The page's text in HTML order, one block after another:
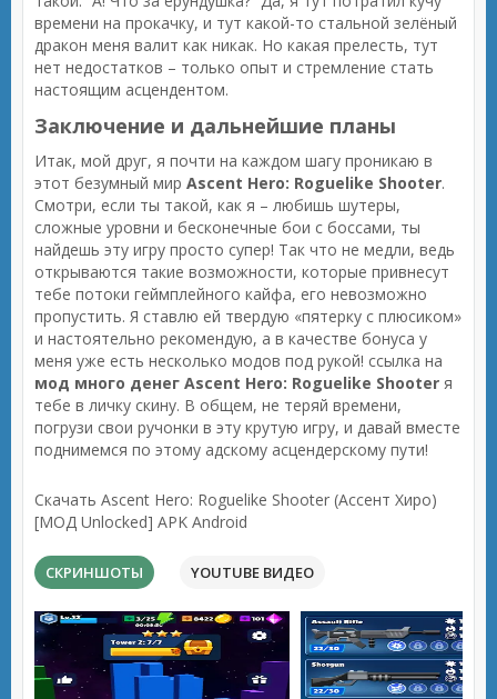
времени на прокачку, и тут какой-то стальной зелёный
дракон меня валит как никак. Но какая прелесть, тут
нет недостатков – только опыт и стремление стать
настоящим асцендентом.
Заключение и дальнейшие планы
Итак, мой друг, я почти на каждом шагу проникаю в
этот безумный мир Ascent Hero: Roguelike Shooter.
Смотри, если ты такой, как я – любишь шутеры,
сложные уровни и бесконечные бои с боссами, ты
найдешь эту игру просто супер! Так что не медли, ведь
открываются такие возможности, которые привнесут
тебе потоки геймплейного кайфа, его невозможно
пропустить. Я ставлю ей твердую «пятерку с плюсиком»
и настоятельно рекомендую, а в качестве бонуса у
меня уже есть несколько модов под рукой! ссылка на
мод много денег Ascent Hero: Roguelike Shooter я
тебе в личку скину. В общем, не теряй времени,
погрузи свои ручонки в эту крутую игру, и давай вместе
поднимемся по этому адскому асцендерскому пути!
Скачать Ascent Hero: Roguelike Shooter (Ассент Хиро)
[МОД Unlocked] APK Android
СКРИНШОТЫ YOUTUBE ВИДЕО